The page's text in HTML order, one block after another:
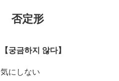
否定形
【궁금하지 않다】
気にしない